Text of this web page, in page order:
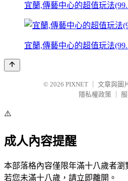
宜蘭,傳藝中心的超值玩法
宜蘭,傳藝中心的超值玩法
© 2026 PIXNET
文章與圖
隱私權政策
⚠️
成人內容提醒
本部落格內容僅限年滿十八歲者瀏
若您未滿十八歲，請立即離開。